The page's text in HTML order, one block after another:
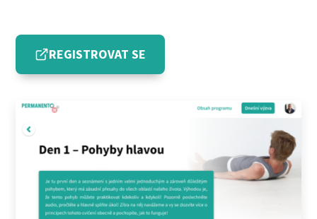
REGISTROVAT SE